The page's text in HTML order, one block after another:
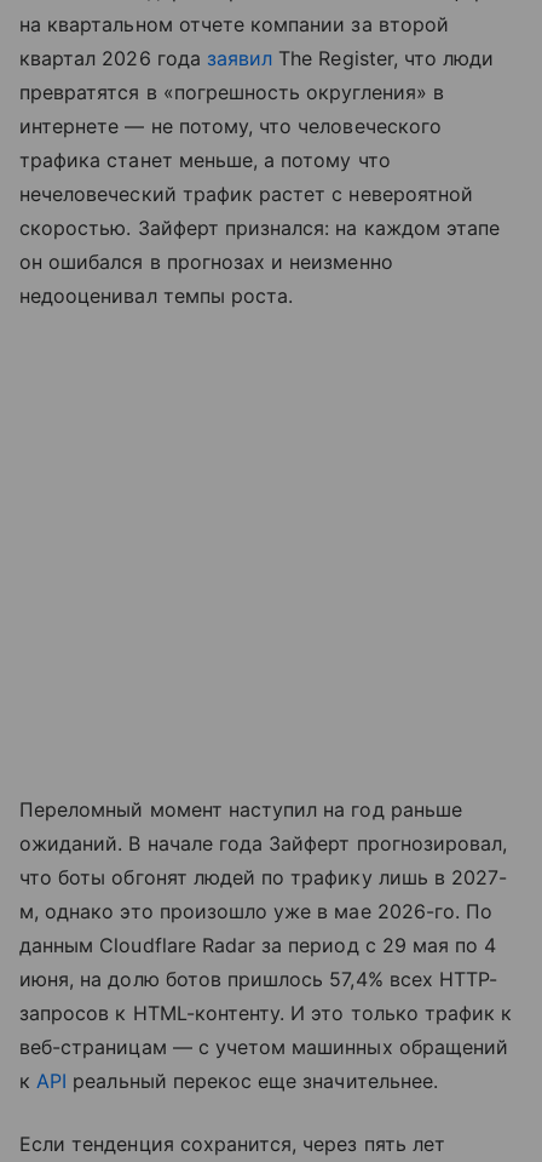
на квартальном отчете компании за второй
квартал 2026 года заявил The Register, что люди
превратятся в «погрешность округления» в
интернете — не потому, что человеческого
трафика станет меньше, а потому что
нечеловеческий трафик растет с невероятной
скоростью. Зайферт признался: на каждом этапе
он ошибался в прогнозах и неизменно
недооценивал темпы роста.
Переломный момент наступил на год раньше
ожиданий. В начале года Зайферт прогнозировал,
что боты обгонят людей по трафику лишь в 2027-
м, однако это произошло уже в мае 2026-го. По
данным Cloudflare Radar за период с 29 мая по 4
июня, на долю ботов пришлось 57,4% всех HTTP-
запросов к HTML-контенту. И это только трафик к
веб-страницам — с учетом машинных обращений
кAPI реальный перекос еще значительнее.
Если тенденция сохранится, через пять лет